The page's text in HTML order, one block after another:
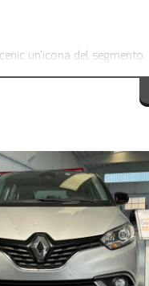
un'icona del segmento.